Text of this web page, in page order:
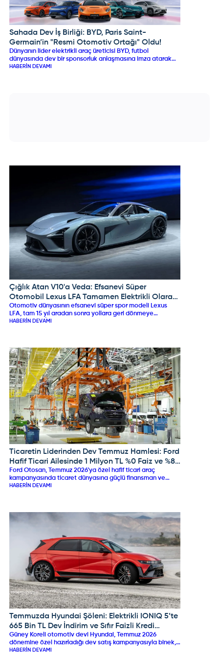
seçeneğiyle bu dinamik aile otomobili, pratikliği ultra uzun
menzille buluşturacak.
BYD
Sahada Dev İş Birliği: BYD, Paris Saint-
Germain’in "Resmi Otomotiv Ortağı" Oldu!
Dünyanın lider elektrikli araç üreticisi BYD, futbol
dünyasında dev bir sponsorluk anlaşmasına imza atarak
Fransız devi Paris Saint-Germain (PSG) ile küresel bir
HABERIN DEVAMI
LEXUS
Çığlık Atan V10'a Veda: Efsanevi Süper
Otomobil Lexus LFA Tamamen Elektrikli Olarak
Geri Dönüyor!
Otomotiv dünyasının efsanevi süper spor modeli Lexus
LFA, tam 15 yıl aradan sonra yollara geri dönmeye
hazırlanıyor. İngiltere’de düzenlenen Goodwood Festival of
sahip fütüristik bir süper otomobil karakteriyle 2027 yılında
resmi olarak üretime giriyor.
HABERIN DEVAMI
FORD
Ticaretin Liderinden Dev Temmuz Hamlesi: Ford
Hafif Ticari Ailesinde 1 Milyon TL %0 Faiz ve %8
Peşin İndirimi!
Ford Otosan, Temmuz 2026’ya özel hafif ticari araç
kampanyasında ticaret dünyasına güçlü finansman ve
nakit indirim desteği sunuyor. vdf ve Koçfinans iş birliğiyle
%8’e varan doğrudan indirim ve eski aracını getirenlere ek
HABERIN DEVAMI
HYUNDAI
Temmuzda Hyundai Şöleni: Elektrikli IONIQ 5’te
665 Bin TL Dev İndirim ve Sıfır Faizli Kredi
Fırsatları Başladı!
Güney Koreli otomotiv devi Hyundai, Temmuz 2026
dönemine özel hazırladığı dev satış kampanyasıyla binek,
SUV ve elektrikli modellerinde büyük indirimler sunuyor.
HABERIN DEVAMI